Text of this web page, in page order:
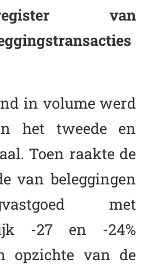
van
in volume werd
het tweede en
Toen raakte de
van beleggingen
met
-27 en -24%
opzichte van de